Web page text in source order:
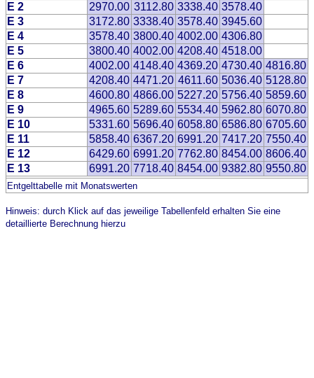
E 2
2970.00 3112.80 3338.40 3578.40
E 3
3172.80 3338.40 3578.40 3945.60
E 4
3578.40 3800.40 4002.00 4306.80
E 5
3800.40 4002.00 4208.40 4518.00
E 6
4002.00 4148.40 4369.20 4730.40 4816.80
E 7
4208.40 4471.20 4611.60 5036.40 5128.80
E 8
4600.80 4866.00 5227.20 5756.40 5859.60
E 9
4965.60 5289.60 5534.40 5962.80 6070.80
E 10
5331.60 5696.40 6058.80 6586.80 6705.60
E 11
5858.40 6367.20 6991.20 7417.20 7550.40
E 12
6429.60 6991.20 7762.80 8454.00 8606.40
E 13
6991.20 7718.40 8454.00 9382.80 9550.80
Entgelttabelle mit Monatswerten
Hinweis: durch Klick auf das jeweilige Tabellenfeld erhalten Sie eine
detaillierte Berechnung hierzu